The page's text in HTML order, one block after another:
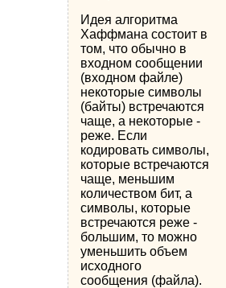
Идея алгоритма
Хаффмана состоит в
том, что обычно в
входном сообщении
(входном файле)
некоторые символы
(байты) встречаются
чаще, а некоторые -
реже. Если
кодировать символы,
которые встречаются
чаще, меньшим
количеством бит, а
символы, которые
встречаются реже -
большим, то можно
уменьшить объем
исходного
сообщения (файла).